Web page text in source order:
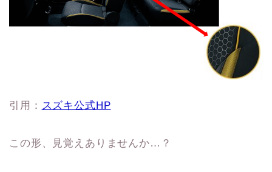
引用： スズキ公式HP
この形、見覚えありませんか…？